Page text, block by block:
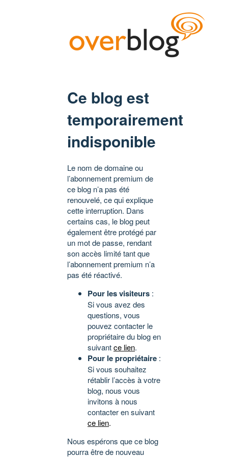
Ce blog est
temporairement
indisponible
Le nom de domaine ou
l’abonnement premium de
ce blog n’a pas été
renouvelé, ce qui explique
cette interruption. Dans
certains cas, le blog peut
également être protégé par
un mot de passe, rendant
son accès limité tant que
l’abonnement premium n’a
pas été réactivé.
Pour les visiteurs :
Si vous avez des
questions, vous
pouvez contacter le
propriétaire du blog en
suivantce lien.
Pour le propriétaire :
Si vous souhaitez
rétablir l’accès à votre
blog, nous vous
invitons à nous
contacter en suivant
ce lien.
Nous espérons que ce blog
pourra être de nouveau